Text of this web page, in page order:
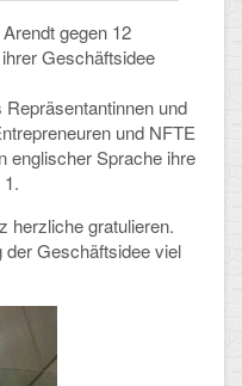
gegen 12
Geschäftsidee
und
und NFTE
englischer Sprache ihre
herzliche gratulieren.
Geschäftsidee viel